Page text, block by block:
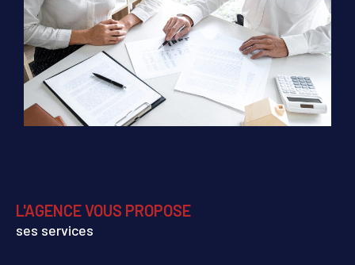
L'AGENCE VOUS PROPOSE
ses services